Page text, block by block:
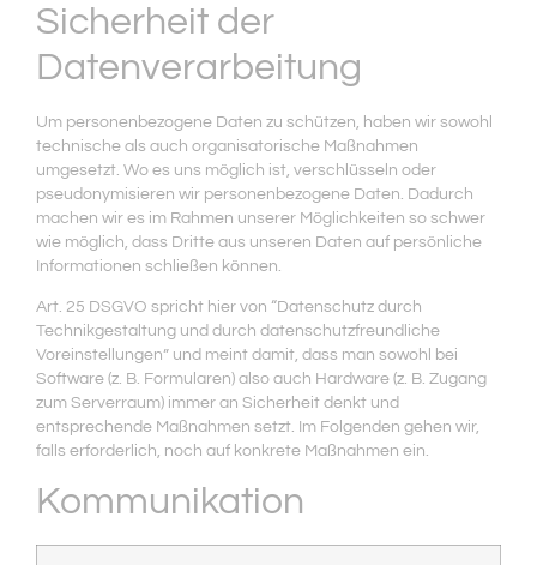
Sicherheit der
Datenverarbeitung
Um personenbezogene Daten zu schützen, haben wir sowohl
technische als auch organisatorische Maßnahmen
umgesetzt. Wo es uns möglich ist, verschlüsseln oder
pseudonymisieren wir personenbezogene Daten. Dadurch
machen wir es im Rahmen unserer Möglichkeiten so schwer
wie möglich, dass Dritte aus unseren Daten auf persönliche
Informationen schließen können.
Art. 25 DSGVO spricht hier von “Datenschutz durch
Technikgestaltung und durch datenschutzfreundliche
Voreinstellungen” und meint damit, dass man sowohl bei
Software (z. B. Formularen) also auch Hardware (z. B. Zugang
zum Serverraum) immer an Sicherheit denkt und
entsprechende Maßnahmen setzt. Im Folgenden gehen wir,
falls erforderlich, noch auf konkrete Maßnahmen ein.
Kommunikation